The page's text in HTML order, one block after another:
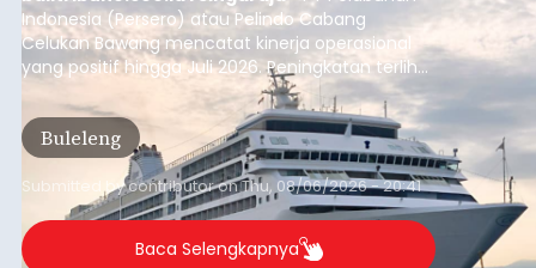
Indonesia (Persero) atau Pelindo Cabang
Celukan Bawang mencatat kinerja operasional
yang positif hingga Juli 2026. Peningkatan terlihat
dari arus kapal yang mencapai 1,48 juta Gross
Tonnage (GT), atau tumbuh 12,4 persen
dibandingkan periode yang sama tahun lalu
yang tercatat sebesar 1,32 juta GT.
Buleleng
Submitted bycontributoronThu, 08/06/2026 - 20:41
Baca Selengkapnya